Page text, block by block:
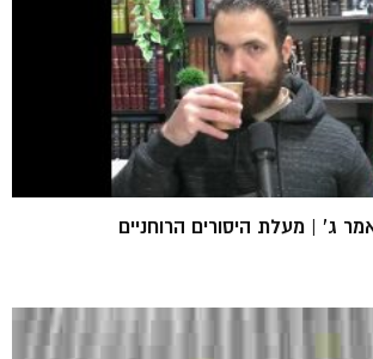
ג' | מעלת היסורים הרוחניים